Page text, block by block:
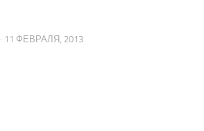
· 11 ФЕВРАЛЯ, 2013